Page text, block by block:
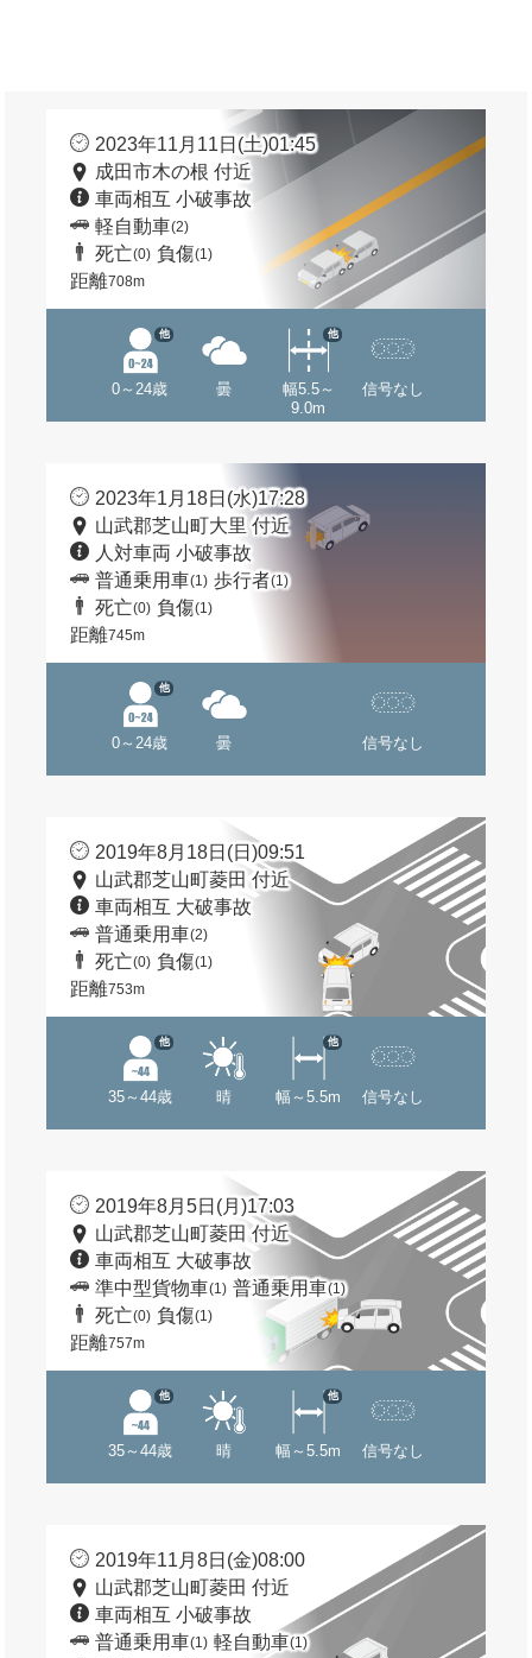
2023年11月11日(土)01:45
成田市木の根 付近
車両相互 小破事故
軽自動車(2)
死亡(0) 負傷(1)
距離708m
0～24歳
他
曇
幅5.5～
9.0m
他
信号なし
2023年1月18日(水)17:28
山武郡芝山町大里 付近
人対車両 小破事故
普通乗用車(1) 歩行者(1)
死亡(0) 負傷(1)
距離745m
0～24歳
他
曇 信号なし
2019年8月18日(日)09:51
山武郡芝山町菱田 付近
車両相互 大破事故
普通乗用車(2)
死亡(0) 負傷(1)
距離753m
35～44歳
他
晴 幅～5.5m
他
信号なし
2019年8月5日(月)17:03
山武郡芝山町菱田 付近
車両相互 大破事故
準中型貨物車(1) 普通乗用車(1)
死亡(0) 負傷(1)
距離757m
35～44歳
他
晴 幅～5.5m
他
信号なし
2019年11月8日(金)08:00
山武郡芝山町菱田 付近
車両相互 小破事故
普通乗用車(1) 軽自動車(1)